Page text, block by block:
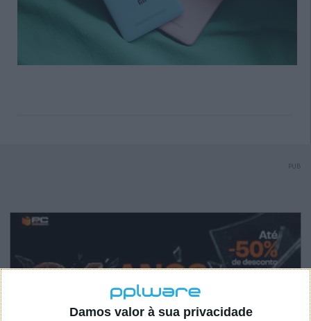
Damos valor à sua privacidade
PUB